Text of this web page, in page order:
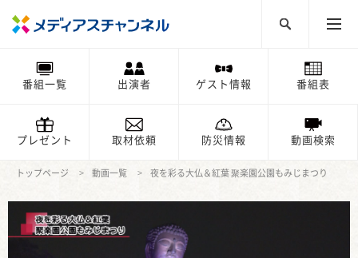
番組一覧 出演者 ゲスト情報 番組表
プレゼント 取材依頼 防災情報 動画検索
トップページ 動画一覧 夜を彩る大仏＆紅葉 聚楽園公園もみじまつり